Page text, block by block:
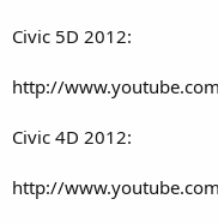
Civic 5D 2012:
http://
Civic 4D 2012:
http://